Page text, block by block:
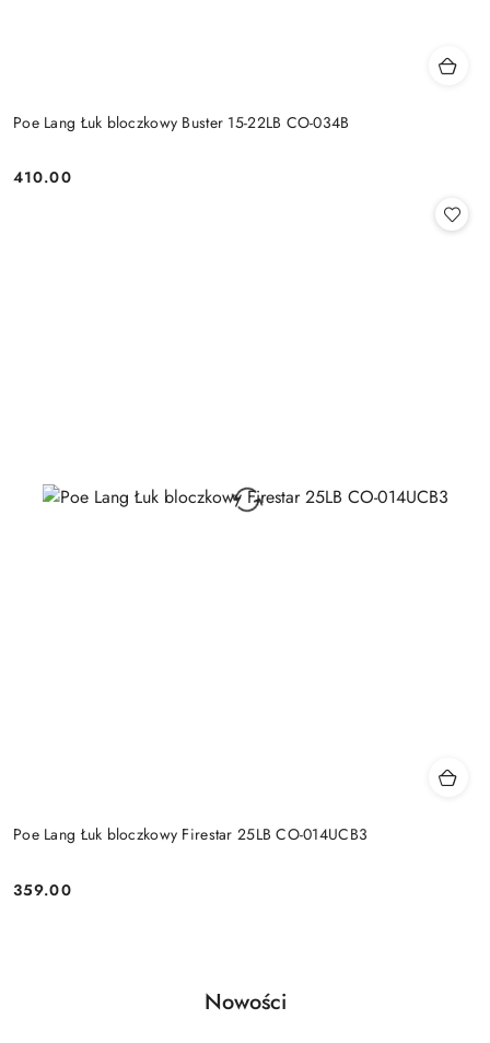
Poe Lang Łuk bloczkowy Buster 15-22LB CO-034B
Cena:
410.00
Poe Lang Łuk bloczkowy Firestar 25LB CO-014UCB3
Cena:
359.00
Pomiń karuzelę produktów
Produkty
Nowości